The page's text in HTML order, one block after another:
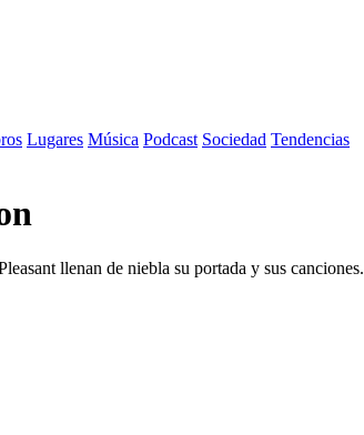
Lugares Música Podcast Sociedad Tendencias
llenan de niebla su portada y sus canciones.